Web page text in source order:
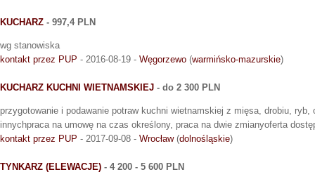
KUCHARZ - 997,4 PLN
wg stanowiska
kontakt przez PUP - 2016-08-19 - Węgorzewo (warmińsko-mazurskie)
KUCHARZ KUCHNI WIETNAMSKIEJ - do 2 300 PLN
przygotowanie i podawanie potraw kuchni wietnamskiej z mięsa, drobiu, ryb,
innychpraca na umowę na czas określony, praca na dwie zmianyoferta
kontakt przez PUP - 2017-09-08 - Wrocław(dolnośląskie)
TYNKARZ (ELEWACJE) - 4 200 - 5 600 PLN